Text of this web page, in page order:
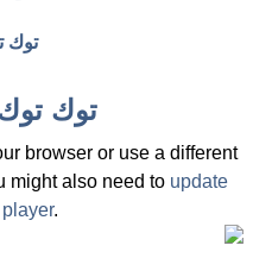
توك
توك توك
browser or use a different
might also need to update
.